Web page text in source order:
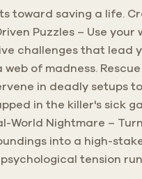
toward saving a life.
Puzzles – Use your
challenges that lead
of madness.
in deadly setups
in the killer's sick
World Nightmare –
into a high-
tension